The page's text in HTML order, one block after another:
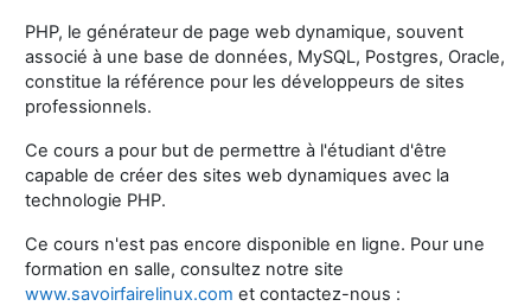
PHP, le générateur de page web dynamique, souvent
associé à une base de données, MySQL, Postgres, Oracle,
constitue la référence pour les développeurs de sites
professionnels.
Ce cours a pour but de permettre à l'étudiant d'être
capable de créer des sites web dynamiques avec la
technologie PHP.
Ce cours n'est pas encore disponible en ligne. Pour une
formation en salle, consultez notre site
www.savoirfairelinux.com et contactez-nous :